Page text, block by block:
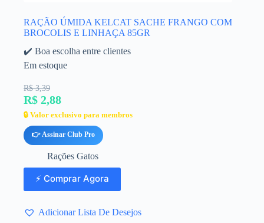
RAÇÃO ÚMIDA KELCAT SACHE FRANGO COM
BROCOLIS E LINHAÇA 85GR
✔️ Boa escolha entre clientes
Em estoque
R$ 3,39
R$ 2,88
🔒 Valor exclusivo para membros
👉 Assinar Club Pro
Rações Gatos
⚡ Comprar Agora
Adicionar Lista De Desejos